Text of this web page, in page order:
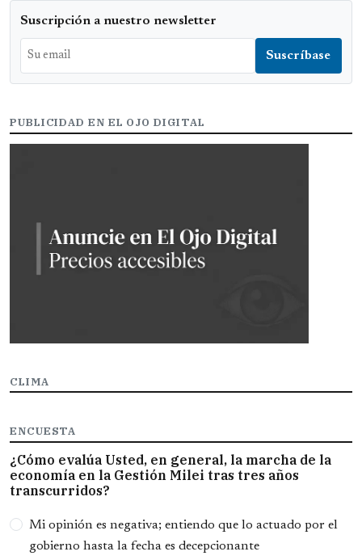
Suscripción a nuestro newsletter
PUBLICIDAD EN EL OJO DIGITAL
CLIMA
ENCUESTA
¿Cómo evalúa Usted, en general, la marcha de la
economía en la Gestión Milei tras tres años
transcurridos?
Opciones
Mi opinión es negativa; entiendo que lo actuado por el
gobierno hasta la fecha es decepcionante